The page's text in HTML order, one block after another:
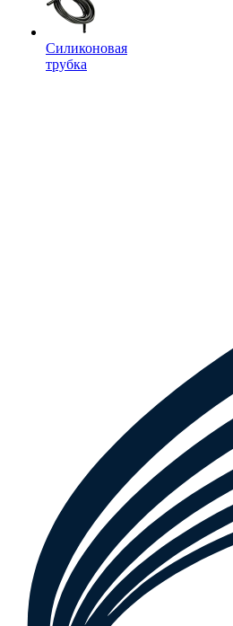
Силиконовая
трубка